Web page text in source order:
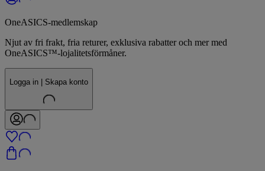
OneASICS-medlemskap
Njut av fri frakt, fria returer, exklusiva rabatter och mer med
OneASICS™-lojalitetsförmåner.
Logga in | Skapa konto